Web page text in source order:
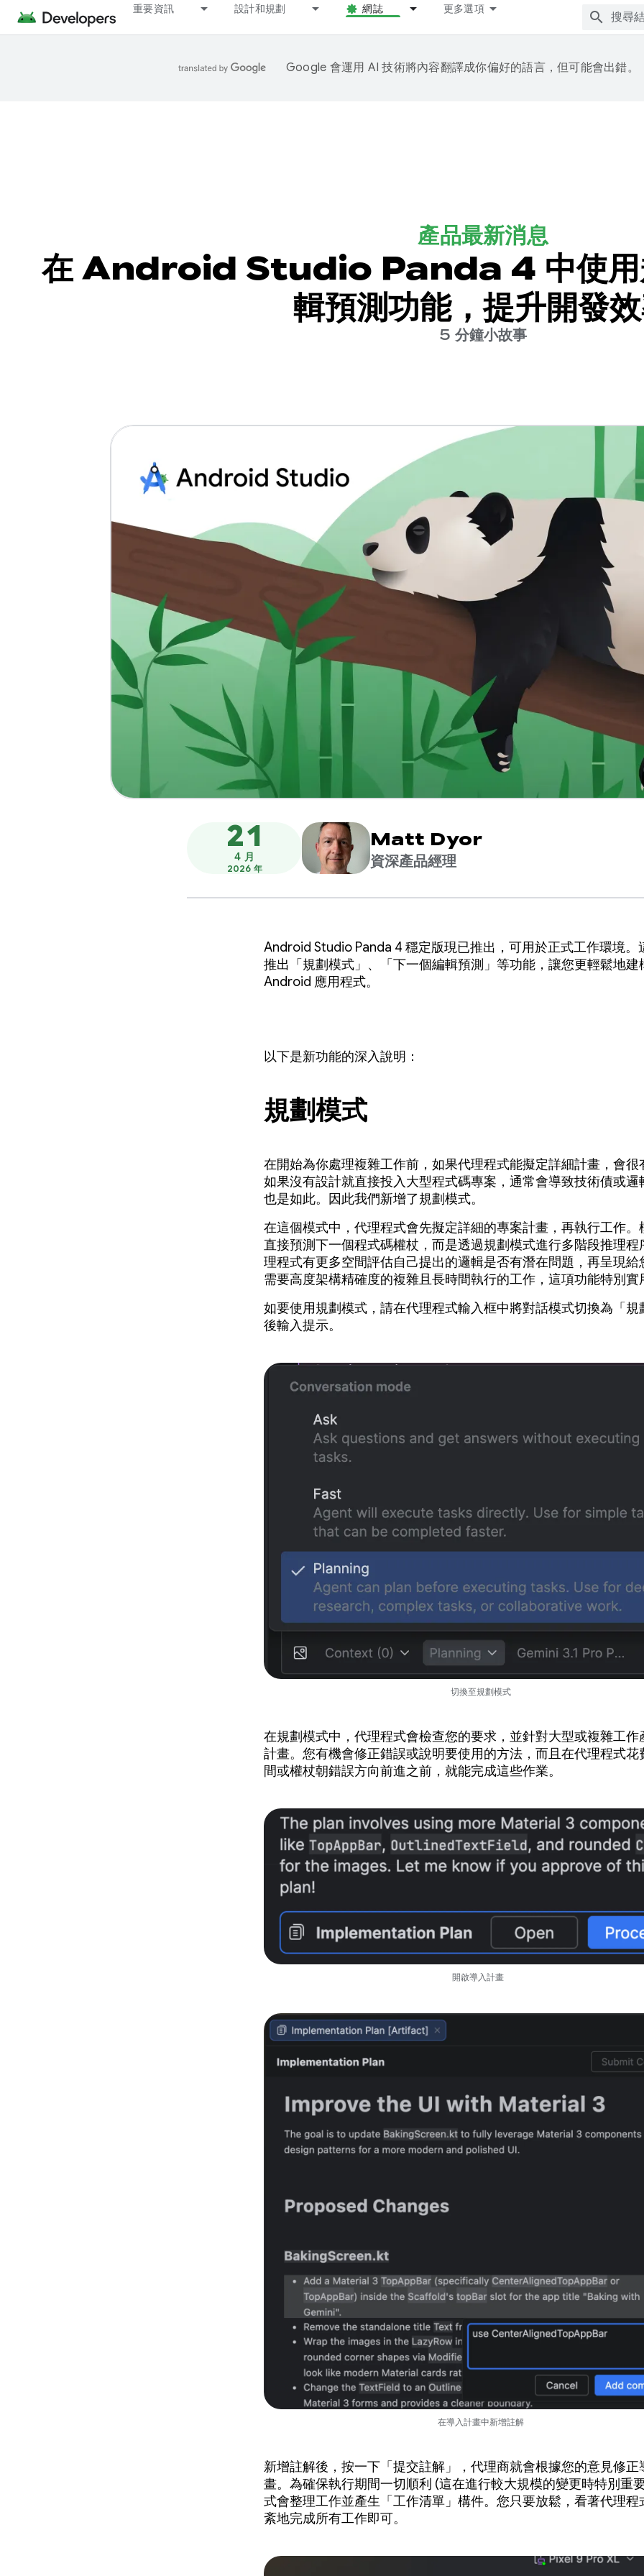
重要資訊 設計和規劃 網誌 更多選項
Google 會運用 AI 技術將內容翻譯成你偏好的語言，但可能會出錯。
產品最新消息
在 Android Studio Panda 4 中使用
輯預測功能，提升開發
5 分鐘小故事
21
4 月
2026 年
Matt Dyor
資深產品經理
Android Studio Panda 4 穩定版現已推出，可用於正式工作環境。
推出「規劃模式」、「下一個編輯預測」等功能，讓您更輕鬆地建
Android 應用程式。
以下是新功能的深入說明：
規劃模式
在開始為你處理複雜工作前，如果代理程式能擬定詳細計畫，會很
如果沒有設計就直接投入大型程式碼專案，通常會導致技術債或邏
也是如此。因此我們新增了規劃模式。
在這個模式中，代理程式會先擬定詳細的專案計畫，再執行工作。
直接預測下一個程式碼權杖，而是透過規劃模式進行多階段推理程
理程式有更多空間評估自己提出的邏輯是否有潛在問題，再呈現給
需要高度架構精確度的複雜且長時間執行的工作，這項功能特別實
如要使用規劃模式，請在代理程式輸入框中將對話模式切換為「規
後輸入提示。
切換至規劃模式
在規劃模式中，代理程式會檢查您的要求，並針對大型或複雜工作
計畫。您有機會修正錯誤或說明要使用的方法，而且在代理程式花
間或權杖朝錯誤方向前進之前，就能完成這些作業。
開啟導入計畫
在導入計畫中新增註解
新增註解後，按一下「提交註解」，代理商就會根據您的意見修正
畫。為確保執行期間一切順利 (這在進行較大規模的變更時特別重
式會整理工作並產生「工作清單」構件。您只要放鬆，看著代理程
紊地完成所有工作即可。